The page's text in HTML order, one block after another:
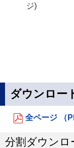
ジ)
ダウンロー
全ページ （
分割ダウンロ